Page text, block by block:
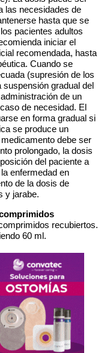
las necesidades de
hasta que se
pacientes adultos
iniciar el
recomendada, hasta
Cuando se
(supresión de los
gradual del
de un
de necesidad. El
en forma gradual si
se produce un
debe ser
prolongado, la dosis
del paciente a
enfermedad en
de la dosis de
y jarabe.
recubiertos.
60 ml.